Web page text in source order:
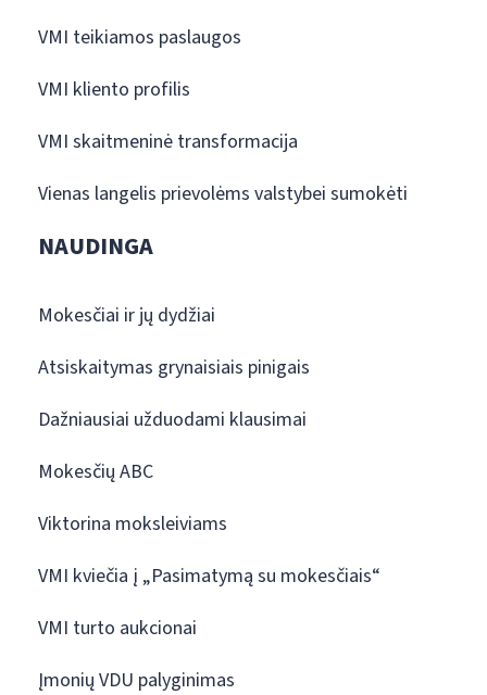
VMI teikiamos paslaugos
VMI kliento profilis
VMI skaitmeninė transformacija
Vienas langelis prievolėms valstybei sumokėti
NAUDINGA
Mokesčiai ir jų dydžiai
Atsiskaitymas grynaisiais pinigais
Dažniausiai užduodami klausimai
Mokesčių ABC
Viktorina moksleiviams
VMI kviečia į „Pasimatymą su mokesčiais“
VMI turto aukcionai
Įmonių VDU palyginimas